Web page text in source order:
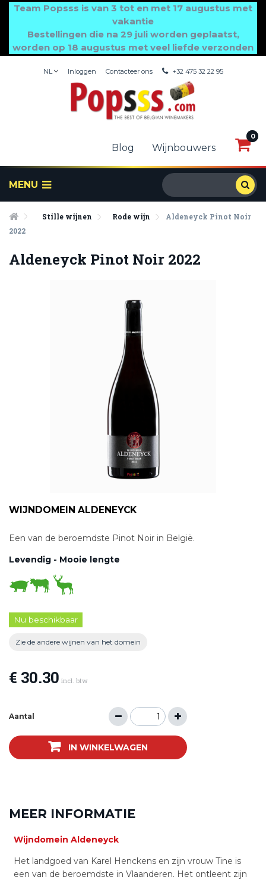
Team Popsss is van 3 tot en met 17 augustus met
vakantie
Bestellingen die na 29 juli worden geplaatst,
worden op 18 augustus met veel liefde verzonden
NL Inloggen Contacteer ons +32 475 32 22 95
Blog Wijnbouwers
0
0
MENU
Stille wijnen Rode wijn
Aldeneyck Pinot Noir
2022
Aldeneyck Pinot Noir 2022
WIJNDOMEIN ALDENEYCK
Een van de beroemdste Pinot Noir in België.
Levendig - Mooie lengte
Nu beschikbaar
Zie de andere wijnen van het domein
€ 30.30 incl. btw
Aantal
IN WINKELWAGEN
MEER INFORMATIE
Wijndomein Aldeneyck
Het landgoed van Karel Henckens en zijn vrouw Tine is
een van de beroemdste in Vlaanderen. Het ontleent zijn